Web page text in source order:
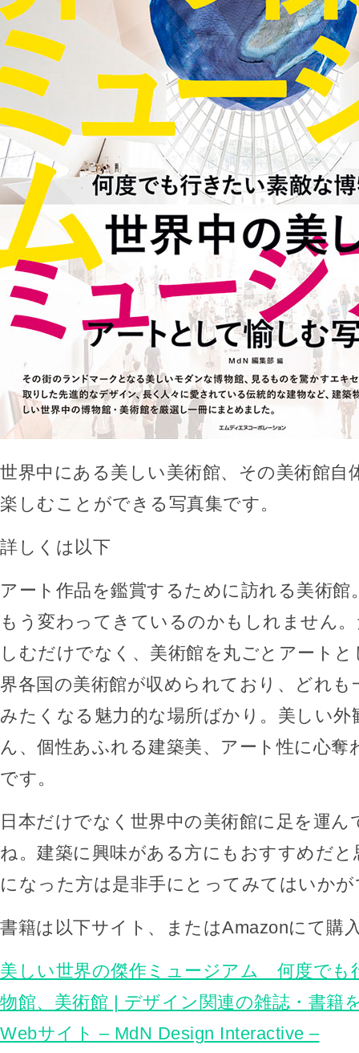
世界中にある美しい美術館、その美術館自
楽しむことができる写真集です。
詳しくは以下
アート作品を鑑賞するために訪れる美術館
もう変わってきているのかもしれません
しむだけでなく、美術館を丸ごとアート
界各国の美術館が収められており、どれも
みたくなる魅力的な場所ばかり。美しい外
ん、個性あふれる建築美、アート性に心奪
です。
日本だけでなく世界中の美術館に足を運
ね。建築に興味がある方にもおすすめだ
になった方は是非手にとってみてはいか
書籍は以下サイト、またはAmazonにて購
美しい世界の傑作ミュージアム 何度でも
物館、美術館 | デザイン関連の雑誌・書籍
Webサイト – MdN Design Interactive –